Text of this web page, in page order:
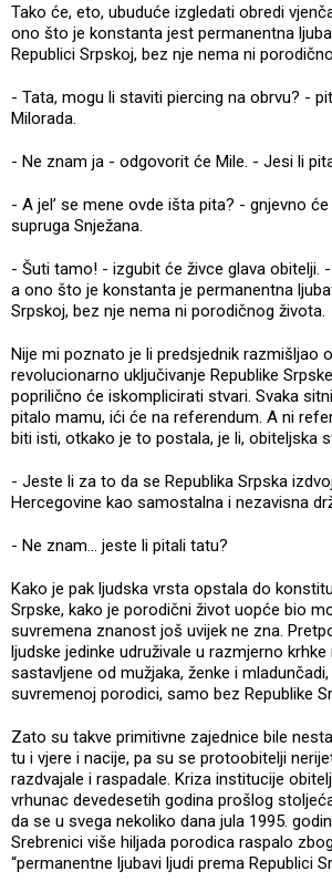
Tako će, eto, ubuduće izgledati obredi
ono što je konstanta jest permanentna
Republici Srpskoj, bez nje nema ni
- Tata, mogu li staviti piercing na obrvu? -
Milorada.
- Ne znam ja - odgovorit će Mile. - Jesi li
- A jel’ se mene ovde išta pita? - gnjevno
supruga Snježana.
- Šuti tamo! - izgubit će živce glava obitelji.
a ono što je konstanta je permanentna
Srpskoj, bez nje nema ni porodičnog života.
Nije mi poznato je li predsjednik razmišljao
revolucionarno uključivanje Republike
poprilično će iskomplicirati stvari. Svaka
pitalo mamu, ići će na referendum. A ni
biti isti, otkako je to postala, je li, obiteljska
- Jeste li za to da se Republika Srpska
Hercegovine kao samostalna i nezavisna
- Ne znam... jeste li pitali tatu?
Kako je pak ljudska vrsta opstala do
Srpske, kako je porodični život uopće bio
suvremena znanost još uvijek ne zna.
ljudske jedinke udruživale u razmjerno
sastavljene od mužjaka, ženke i
suvremenoj porodici, samo bez Republike
Zato su takve primitivne zajednice bile
tu i vjere i nacije, pa su se protoobitelji
razdvajale i raspadale. Kriza institucije
vrhunac devedesetih godina prošlog
da se u svega nekoliko dana jula 1995.
Srebrenici više hiljada porodica raspalo
“permanentne ljubavi ljudi prema Republici